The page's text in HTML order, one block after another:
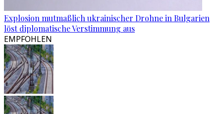
Explosion mutmaßlich ukrainischer Drohne in Bulgarien
löst diplomatische Verstimmung aus
EMPFOHLEN